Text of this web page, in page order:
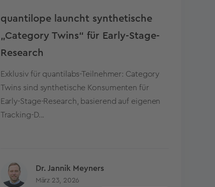
quantilope launcht synthetische
„Category Twins“ für Early-Stage-
Research
Exklusiv für quantilabs-Teilnehmer: Category
Twins sind synthetische Konsumenten für
Early-Stage-Research, basierend auf eigenen
Tracking-D...
Dr. Jannik Meyners
März 23, 2026